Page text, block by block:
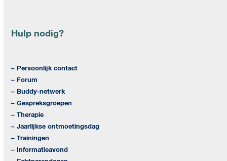
Hulp nodig?
– Persoonlijk contact
– Forum
– Buddy-netwerk
– Gespreksgroepen
– Therapie
– Jaarlijkse ontmoetingsdag
– Trainingen
– Informatieavond